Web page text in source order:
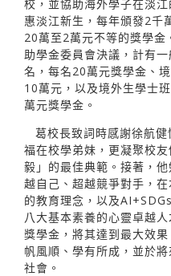
校，並協助海外學子在淡
惠淡江新生，每年頒發2千
20萬至2萬元不等的獎學
助學金委員會決議，計有
名，每名20萬元獎學金、
10萬元，以及境外生學士
萬元獎學金。
葛校長致詞時感謝徐航
福在校學弟妹，更凝聚校
毅」的最佳典範。接著，
越自己、超越競爭對手，在
的教育理念，以及
八大基本素養的心靈卓越
獎學金，將其達到最大效
帆風順、學有所成，並於
社會。